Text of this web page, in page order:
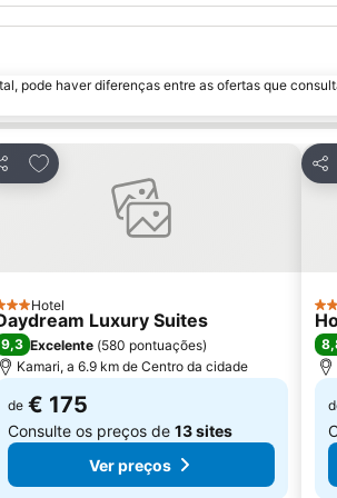
pode haver diferenças entre as ofertas que
Adicionar aos favoritos
Estrelas
Hotel
Luxury Suites
9,3 Excelente (580 pontuações)
Kamari, a 6.9 km de Centro da cidade
de € 175
Consulte os preços de 13 sites
Ver preços
4